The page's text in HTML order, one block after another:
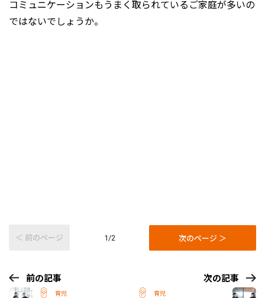
コミュニケーションもうまく取られているご家庭が多いの
ではないでしょうか。
＜ 前のページ 1/2 次のページ ＞
前の記事
育児
次の記事
育児